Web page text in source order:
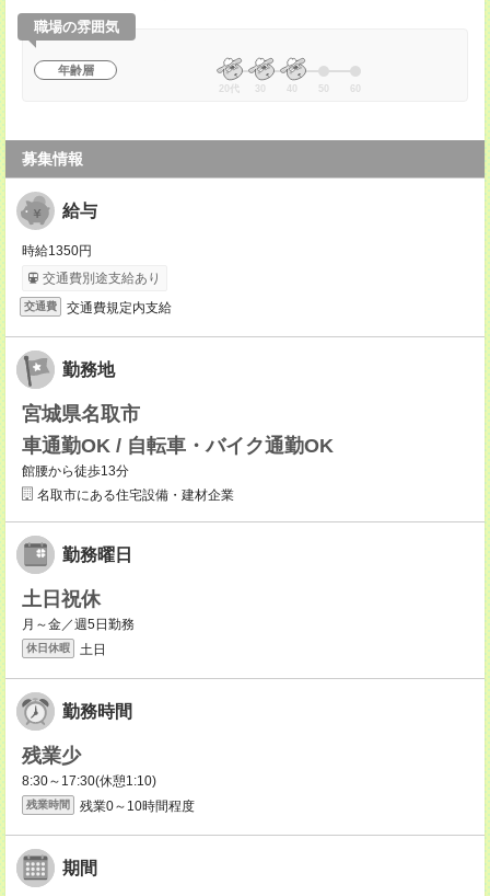
職場の雰囲気
年齢層
20代 30 40 50 60
募集情報
給与
時給1350円
交通費別途支給あり
交通費 交通費規定内支給
勤務地
宮城県名取市
車通勤OK / 自転車・バイク通勤OK
館腰から徒歩13分
名取市にある住宅設備・建材企業
勤務曜日
土日祝休
月～金／週5日勤務
休日休暇 土日
勤務時間
残業少
8:30～17:30(休憩1:10)
残業時間 残業0～10時間程度
期間